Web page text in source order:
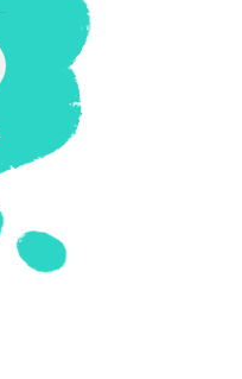
Muziek
Natuurkunde
Overig
Scheikunde